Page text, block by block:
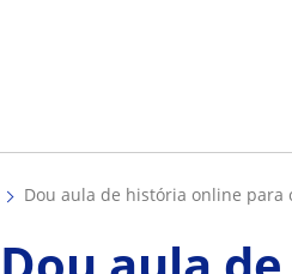
dou aula de história online para